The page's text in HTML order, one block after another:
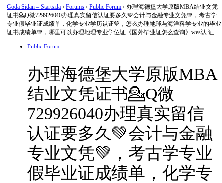
Goda Sidan – Startsida › Forums › Public Forum › 办理海德堡大学原版MBA结业文凭
证书💁Q微729926040办理真实留信认证要多久💚会计与金融专业文凭💚，考古学
专业假毕业证成绩单，化学专业学历认证💚，怎么办理地球与海洋科学专业的毕业
证书成绩单💚，哪里可以办理地理专业学位证《国外毕业证怎么查询》wes认 证
Public Forum
办理海德堡大学原版MBA
结业文凭证书💁Q微
729926040办理真实留信
认证要多久💚会计与金融
专业文凭💚，考古学专业
假毕业证成绩单，化学专